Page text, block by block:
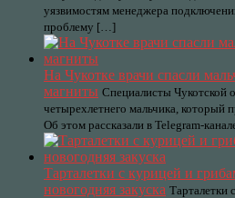
уязвимостям менеджера
проблему […]
На Чукотке врачи спасли
магниты Специалисты Чукотской
четырехлетнего мальчика, который
Об этом рассказали в Telegram-
Тарталетки с курицей и
новогодняя закуска Тарталетки